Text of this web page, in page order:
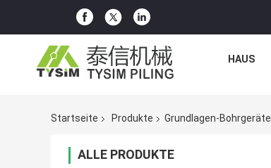
HAUS
Startseite Produkte Grundlagen-Bohrgeräte
ALLE PRODUKTE